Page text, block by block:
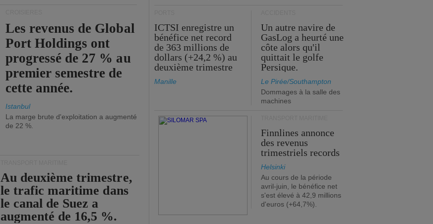
Les revenus de Global
Port Holdings ont
progressé de 27 % au
premier semestre de
cette année.
Istanbul
La marge brute d'exploitation a augmenté
de 22 %.
Au deuxième trimestre,
le trafic maritime dans
le canal de Suez a
augmenté de 16,5 %.
ICTSI enregistre un
bénéfice net record
de 363 millions de
dollars (+24,2 %) au
deuxième trimestre
Manille
Un autre navire de
GasLog a heurté une
côte alors qu'il
quittait le golfe
Persique.
Le Pirée/Southampton
Dommages à la salle des
machines
Finnlines annonce
des revenus
trimestriels records
Helsinki
Au cours de la période
avril-juin, le bénéfice net
s'est élevé à 42,9 millions
d'euros (+64,7%).